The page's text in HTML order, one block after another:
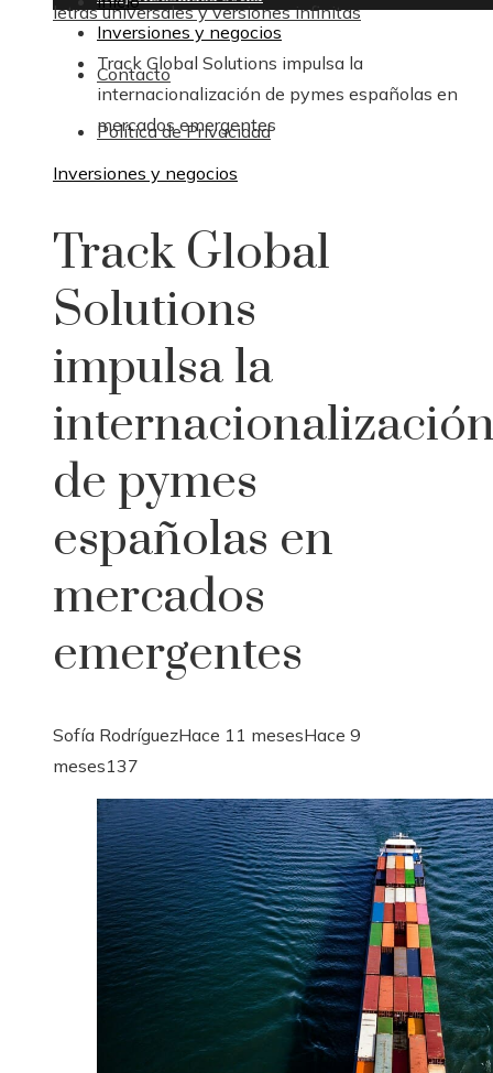
letras universales y versiones infinitas
Contacto
Política de Privacidad
Inversiones y negocios
Track Global Solutions impulsa la
internacionalización de pymes españolas en
mercados emergentes
Inversiones y negocios
Track Global
Solutions
impulsa la
de pymes
españolas en
mercados
emergentes
Sofía RodríguezHace 11 mesesHace 9
meses137